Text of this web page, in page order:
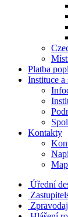
Platba
Instituce a
Kontakty
Úřední
Zpravodaj